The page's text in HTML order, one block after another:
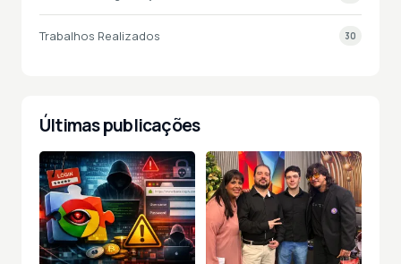
Trabalhos Realizados 30
Últimas publicações